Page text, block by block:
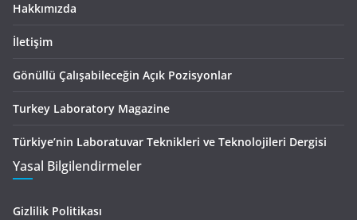
Hakkımızda
İletişim
Gönüllü Çalışabileceğin Açık Pozisyonlar
Turkey Laboratory Magazine
Türkiye’nin Laboratuvar Teknikleri ve Teknolojileri Dergisi
Yasal Bilgilendirmeler
Gizlilik Politikası